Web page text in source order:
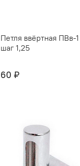
Петля ввёртная ПВв-1 цинк,
шаг 1,25
60 ₽